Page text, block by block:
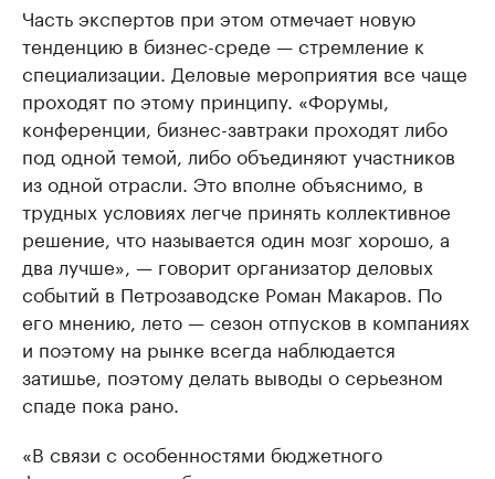
Часть экспертов при этом отмечает новую
тенденцию в бизнес-среде — стремление к
специализации. Деловые мероприятия все чаще
проходят по этому принципу. «Форумы,
конференции, бизнес-завтраки проходят либо
под одной темой, либо объединяют участников
из одной отрасли. Это вполне объяснимо, в
трудных условиях легче принять коллективное
решение, что называется один мозг хорошо, а
два лучше», — говорит организатор деловых
событий в Петрозаводске Роман Макаров. По
его мнению, лето — сезон отпусков в компаниях
и поэтому на рынке всегда наблюдается
затишье, поэтому делать выводы о серьезном
спаде пока рано.
«В связи с особенностями бюджетного